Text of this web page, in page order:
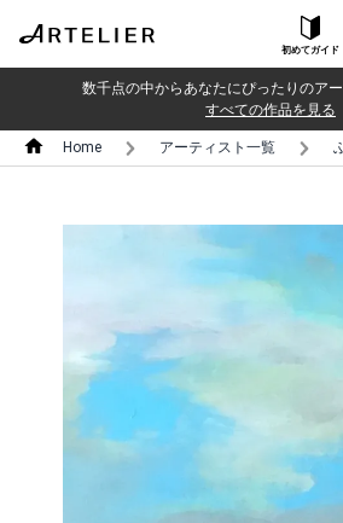
初めてガイド
数千点の中からあなたにぴったりのア
すべての作品を見る
Home アーティスト一覧